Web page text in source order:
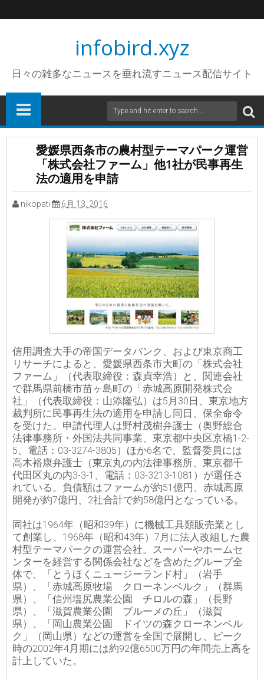
infobird.xyz
日々の雑多なニュースを垂れ流すニュース配信サイト
愛媛県西条市の農村型テーマパーク運営
「株式会社ファーム」他1社が民事再生
法の適用を申請
nikopati 6月 13, 2016
信用調査大手の帝国データバンク、および東京商工
リサーチによると、愛媛県西条市大町の「株式会社
ファーム」（代表取締役：森貞幸浩）と、関連会社
で群馬県前橋市苗ヶ島町の「赤城高原開発株式会
社」（代表取締役：山添隆弘）は5月30日、東京地方
裁判所に民事再生法の適用を申請し同日、保全命令
を受けた。申請代理人は野村茂樹弁護士（奥野総合
法律事務所・外国法共同事業、東京都中央区京橋1-2-
5、電話：03-3274-3805）ほか6名で、監督委員には
高木裕康弁護士（東京丸の内法律事務所、東京都千
代田区丸の内3-3-1、電話：03-3213-1081）が選任さ
れている。負債額はファームが約51億円、赤城高原
開発が約7億円、2社合計で約58億円となっている。
同社は1964年（昭和39年）に機械工具類販売業とし
て創業し、1968年（昭和43年）7月に法人改組した農
村型テーマパークの運営会社。スーパーやホームセ
ンターを経営する関係会社などを含めたグループ全
体で、「とうほくニュージーランド村」（岩手
県）、「赤城高原牧場 クローネンベルク」（群馬
県）、「信州塩尻農業公園 チロルの森」（長野
県）、「滋賀農業公園 ブルーメの丘」（滋賀
県）、「岡山農業公園 ドイツの森クローネンベル
ク」（岡山県）などの運営を全国で展開し、ピーク
時の2002年4月期には約92億6500万円の年間売上高を
計上していた。